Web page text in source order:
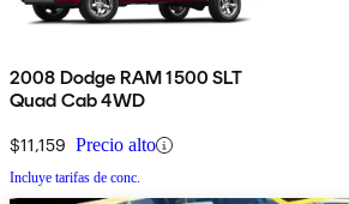
2008 Dodge RAM 1500 SLT
Quad Cab 4WD
$11,159 Precio alto
Incluye tarifas de conc.